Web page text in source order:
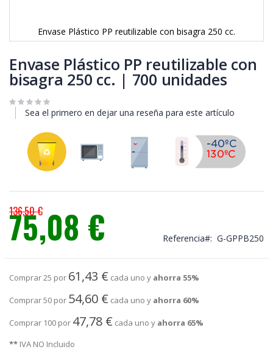
Envase Plástico PP reutilizable con bisagra 250 cc.
al
comienzo
de
galería
Envase Plástico PP reutilizable con
bisagra 250 cc. | 700 unidades
Sea el primero en dejar una reseña para este artículo
136,50 €
Precio
especial
75,08 € Referencia G-GPPB250
Comprar 25 por 61,43 € cada uno y ahorra 55%
Comprar 50 por 54,60 € cada uno y ahorra 60%
Comprar 100 por 47,78 € cada uno y ahorra 65%
** IVA NO Incluido